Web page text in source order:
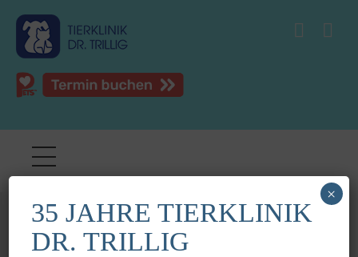
image0
35 JAHRE TIERKLINIK
DR. TRILLIG
×